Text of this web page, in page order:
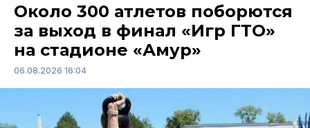
Около 300 атлетов поборются
за выход в финал «Игр ГТО»
на стадионе «Амур»
06.08.2026 16:04